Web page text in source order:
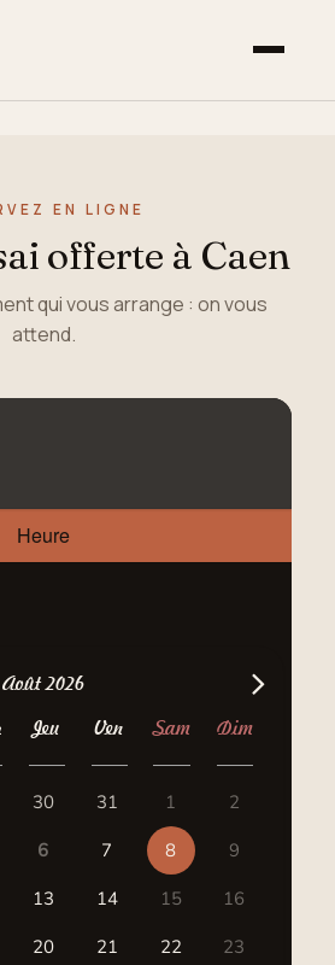
EN LIGNE
offerte à Caen
qui vous arrange : on vous
attend.